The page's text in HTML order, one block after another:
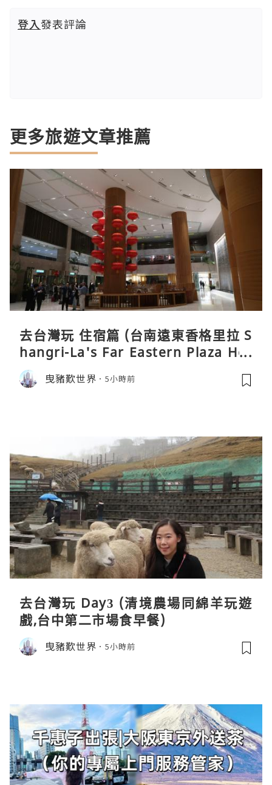
登入發表評論
更多旅遊文章推薦
去台灣玩 住宿篇 (台南遠東香格里拉 S
hangri-La's Far Eastern Plaza Hot
el, Tainan)
曳豬歎世界 5小時前
去台灣玩 Day3 (清境農場同綿羊玩遊
戲,台中第二市場食早餐)
曳豬歎世界 5小時前